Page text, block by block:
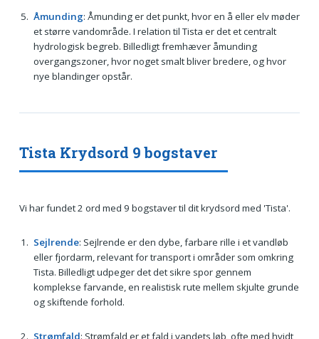
Åmunding: Åmunding er det punkt, hvor en å eller elv møder
et større vandområde. I relation til Tista er det et centralt
hydrologisk begreb. Billedligt fremhæver åmunding
overgangszoner, hvor noget smalt bliver bredere, og hvor
nye blandinger opstår.
Tista Krydsord 9 bogstaver
Vi har fundet 2 ord med 9 bogstaver til dit krydsord med 'Tista'.
Sejlrende: Sejlrende er den dybe, farbare rille i et vandløb
eller fjordarm, relevant for transport i områder som omkring
Tista. Billedligt udpeger det det sikre spor gennem
komplekse farvande, en realistisk rute mellem skjulte grunde
og skiftende forhold.
Strømfald: Strømfald er et fald i vandets løb, ofte med hvidt